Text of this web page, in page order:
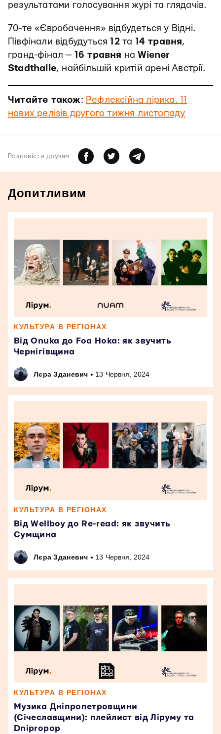
результатами голосування журі та глядачів.
70-те «Євробачення» відбудеться у Відні.
Півфінали відбудуться 12та 14 травня,
гранд-фінал — 16 травня наWiener
Stadthalle, найбільшій критій арені Австрії.
Читайте також: Рефлексійна лірика. 11
нових релізів другого тижня листопаду
Розповiсти друзям
Допитливим
КУЛЬТУРА В РЕГІОНАХ
Від Onuka до Foa Hoka: як звучить
Чернігівщина
Лєра Зданевич • 13 Червня, 2024
КУЛЬТУРА В РЕГІОНАХ
Від Wellboy до Re-read: як звучить
Сумщина
Лєра Зданевич • 13 Червня, 2024
КУЛЬТУРА В РЕГІОНАХ
Музика Дніпропетровщини
(Січеславщини): плейлист від Ліруму та
Dnipropop